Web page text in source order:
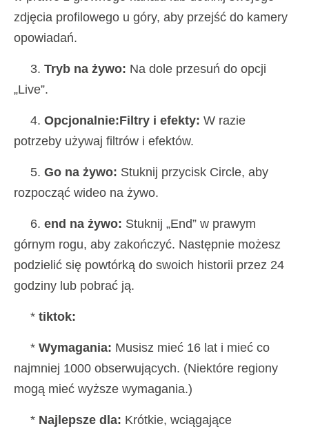
zdjęcia profilowego u góry, aby przejść do kamery
opowiadań.
3. Tryb na żywo: Na dole przesuń do opcji
„Live”.
4. Opcjonalnie:Filtry i efekty: W razie
potrzeby używaj filtrów i efektów.
5. Go na żywo: Stuknij przycisk Circle, aby
rozpocząć wideo na żywo.
6. end na żywo: Stuknij „End” w prawym
górnym rogu, aby zakończyć. Następnie możesz
podzielić się powtórką do swoich historii przez 24
godziny lub pobrać ją.
* tiktok:
* Wymagania: Musisz mieć 16 lat i mieć co
najmniej 1000 obserwujących. (Niektóre regiony
mogą mieć wyższe wymagania.)
* Najlepsze dla: Krótkie, wciągające